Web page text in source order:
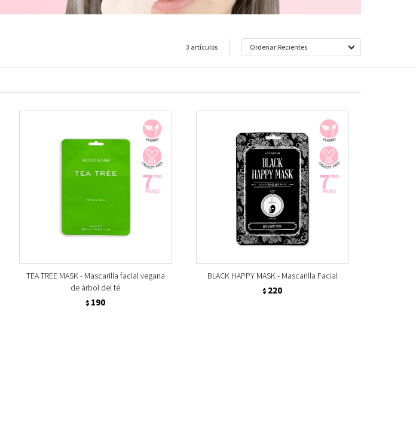
3 artículos Recientes
TEA TREE MASK - Mascarilla facial vegana
de árbol del té
$ 190
BLACK HAPPY MASK - Mascarilla Facial
$ 220